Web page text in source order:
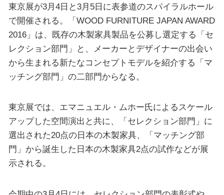
東京展が3月4日と3月5日に表参道のスパイラルホール
で開催される。「WOOD FURNITURE JAPAN AWARD
2016」は、既存の木製家具製品を公募し選定する「セ
レクション部門」と、メーカーとデザイナーの出会い
から生まれる新たなコンセプトモデルを紹介する「マ
ッチング部門」の二部門からなる。
東京展では、エマニュエル・ムホー氏によるスケール
アップした空間演出と共に、「セレクション部門」に
選出された20点の日本の木製家具、「マッチング部
門」から誕生した日本の木製家具2点の試作などが展
示される。